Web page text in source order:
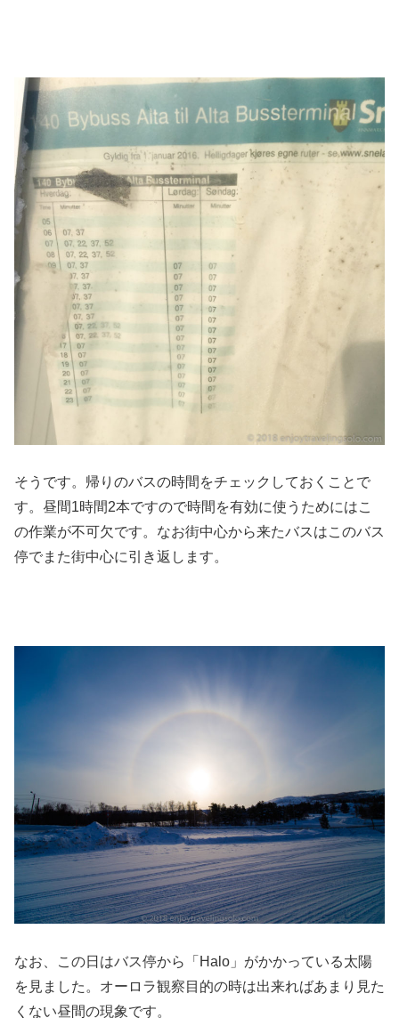
そうです。帰りのバスの時間をチェックしておくことで
す。昼間1時間2本ですので時間を有効に使うためにはこ
の作業が不可欠です。なお街中心から来たバスはこのバス
停でまた街中心に引き返します。
なお、この日はバス停から「Halo」がかかっている太陽
を見ました。オーロラ観察目的の時は出来ればあまり見た
くない昼間の現象です。